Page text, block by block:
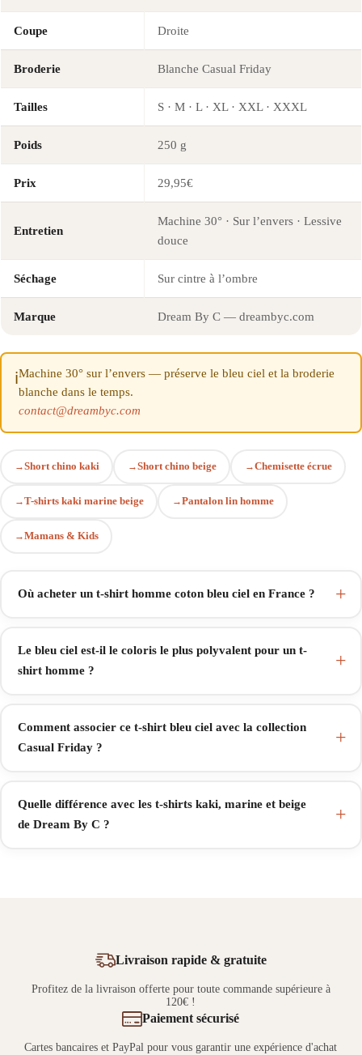
Coupe Droite
Broderie Blanche Casual Friday
Tailles S · M · L · XL · XXL · XXXL
Poids 250 g
Prix 29,95€
Entretien
Machine 30° · Sur l’envers · Lessive
douce
Séchage Sur cintre à l’ombre
Marque Dream By C — dreambyc.com
ℹ️Machine 30° sur l’envers — préserve le bleu ciel et la broderie
blanche dans le temps.
contact@dreambyc.com
Short chino kaki Short chino beige Chemisette écrue
T-shirts kaki marine beige Pantalon lin homme
Mamans & Kids
Où acheter un t-shirt homme coton bleu ciel en France ?
Le bleu ciel est-il le coloris le plus polyvalent pour un t-
shirt homme ?
Comment associer ce t-shirt bleu ciel avec la collection
Casual Friday ?
Quelle différence avec les t-shirts kaki, marine et beige
de Dream By C ?
Livraison rapide & gratuite
Profitez de la livraison offerte pour toute commande supérieure à
120€ !
Paiement sécurisé
Cartes bancaires et PayPal pour vous garantir une expérience d'achat